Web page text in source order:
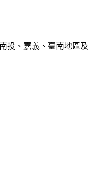
、嘉義、臺南地區